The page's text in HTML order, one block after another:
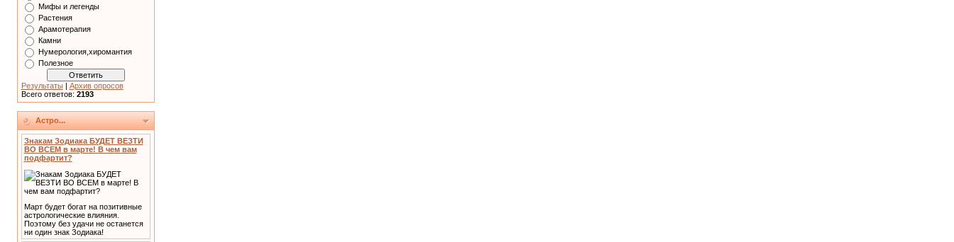
Мифы и легенды
Растения
Арамотерапия
Камни
Нумерология,хиромантия
Полезное
Результаты| Архив опросов
Всего ответов: 2193
Астро...
Знакам Зодиака БУДЕТ ВЕЗТИ
ВО ВСЕМ в марте! В чем вам
подфартит?
Март будет богат на позитивные
астрологические влияния.
Поэтому без удачи не останется
ни один знак Зодиака!